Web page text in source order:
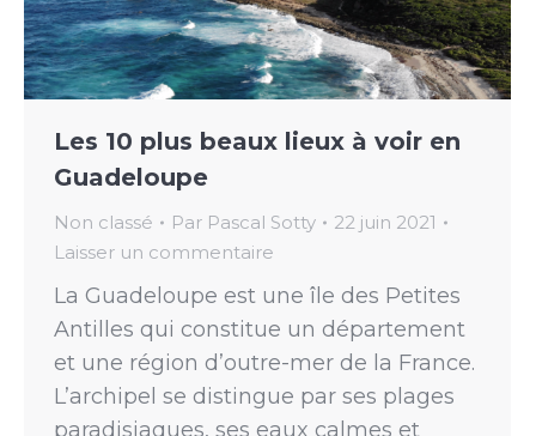
Les 10 plus beaux lieux à voir en
Guadeloupe
Non classé Par Pascal Sotty
22 juin 2021
Laisser un commentaire
La Guadeloupe est une île des Petites
Antilles qui constitue un département
et une région d’outre-mer de la France.
L’archipel se distingue par ses plages
paradisiaques, ses eaux calmes et